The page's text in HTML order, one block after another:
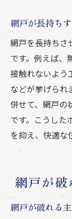
網戸が長持ち
網戸を長持ちさ
です。例えば、
接触れないよう
などが挙げられ
併せて、網戸の
です。こうした
を抑え、快適な
網戸が破
網戸が破れる